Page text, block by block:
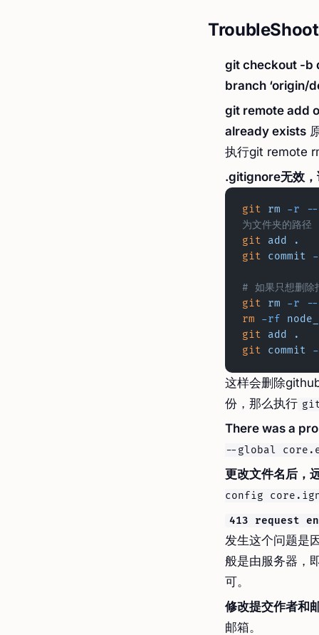
git checkout -b
branch ‘origin/
git remote add
already exists
执行git remote
.gitignore无效，
git rm -r --
为文件夹的路径
git add
.
git commit -
# 如果只想删除
git rm -r --
rm -rf
git add
.
git commit -
这样会删除
份，那么执行
There was a
--global
更改文件名后，
config
413 request
发生这个问题是
般是由服务器，
可。
修改提交作者和
邮箱。